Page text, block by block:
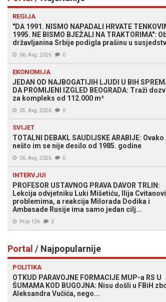
REGIJA
"DA 1991. NISMO NAPADALI HRVATE
1995. NE BISMO BJEŽALI NA TRAKTORIMA":
državljanina Srbije podigla prašinu u
06. Avg. 2026 0
EKONOMIJA
JEDAN OD NAJBOGATIJIH LJUDI U BIH
DA PROMIJENI IZGLED BEOGRADA: Traži
za kompleks od 112.000 m²
05. Avg. 2026 0
SVIJET
TOTALNI DEBAKL SAUDIJSKE ARABIJE: Ovako
nešto im se nije desilo od 1985. godine
06. Avg. 2026 0
INTERVJUI
PROFESOR USTAVNOG PRAVA DAVOR TRLIN:
Lekcija odvjetniku Luki Mišetiću, Ilija
problemima, a reakcija Milorada Dodika i
Ambasade Rusije ima samo jedan cilj...
Prije 13h 3
Portal / Najpopularnije
POLITIKA
OTKUD PARAVOJNE FORMACIJE MUP-a RS U
ŠUMAMA KOD BUGOJNA: Nisu došli u FBiH
Aleksandra Vučića, nego...